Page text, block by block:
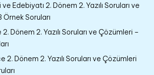
ve Edebiyatı 2. Dönem 2. Yazılı Soruları ve
Örnek Soruları
2. Dönem 2. Yazılı Soruları ve Çözümleri –
2. Dönem 2. Yazılı Soruları ve Çözümleri